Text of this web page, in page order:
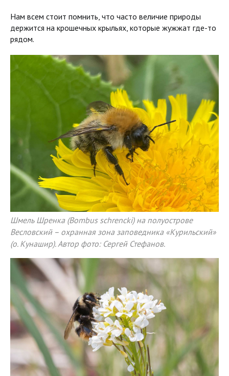
Нам всем стоит помнить, что часто величие природы
держится на крошечных крыльях, которые жужжат где-то
рядом.
Шмель Шренка (Bombus schrencki) на полуострове
Весловский – охранная зона заповедника «Курильский»
(о. Кунашир). Автор фото: Сергей Стефанов.